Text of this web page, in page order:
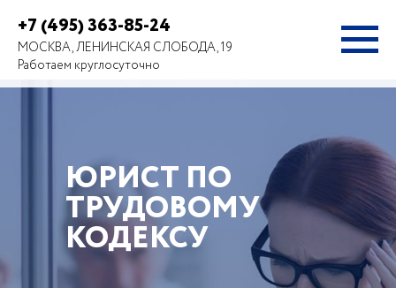
+7 (495) 363-85-24
МОСКВА, ЛЕНИНСКАЯ СЛОБОДА, 19
Работаем круглосуточно
ЮРИСТ ПО
ТРУДОВОМУ
КОДЕКСУ